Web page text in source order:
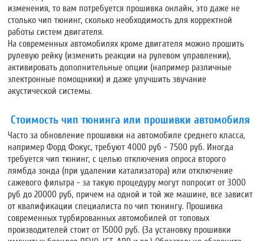
изменения, то вам потребуется прошивка онлайн, это даже не
столько чип тюнинг, сколько необходимость для корректной
работы систем двигателя.
На современных автомобилях кроме двигателя можно прошить
рулевую рейку (изменить реакции на рулевом управлении),
активировать дополнительные опции (например различные
электронные помощники) и даже улучшить звучание
акустической системы.
Стоимость чип тюнинга или прошивки автомобиля
Часто за обновление прошивки на автомобиле среднего класса,
например Форд Фокус, требуют 4000 руб - 7500 руб. Иногда
требуется чип тюнинг, с целью отключения опроса второго
лямбда зонда(при удалении катализатора) или отключение
сажевого фильтра - за такую процедуру могут попросит от 3000
руб до 20000 руб, причем на одной и той же машине, все зависит
от квалификации специалиста по чип тюнингу. Прошивка
современных турбированных автомобилей от топовых
производителей стоит от 15000 руб. (За установку прошивки